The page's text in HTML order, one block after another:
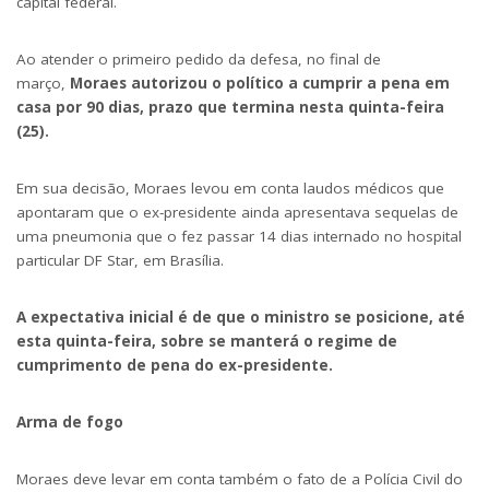
Ao atender o primeiro pedido da defesa, no final de
março, Moraes autorizou o político a cumprir a pena em
casa por 90 dias, prazo que termina nesta quinta-feira
(25).
Em sua decisão, Moraes levou em conta laudos médicos que
apontaram que o ex-presidente ainda apresentava sequelas de
uma pneumonia que o fez passar 14 dias internado no hospital
particular DF Star, em Brasília.
A expectativa inicial é de que o ministro se posicione, até
esta quinta-feira, sobre se manterá o regime de
cumprimento de pena do ex-presidente.
Arma de fogo
Moraes deve levar em conta também o fato de a Polícia Civil do